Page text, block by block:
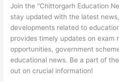
Join the “Chittorgarh Education
stay updated with the latest
developments related to
provides timely updates on exam
opportunities, government
educational news. Be a part of
out on crucial information!